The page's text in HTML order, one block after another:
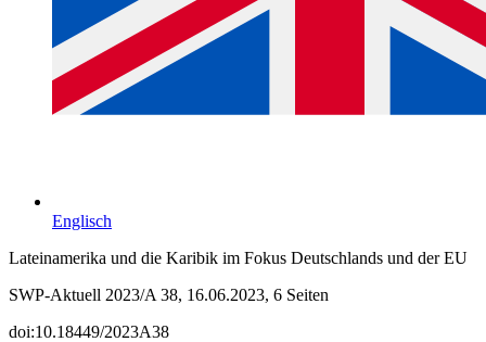
Englisch
Lateinamerika und die Karibik im Fokus Deutschlands und der EU
SWP-Aktuell 2023/A 38, 16.06.2023, 6 Seiten
doi:10.18449/2023A38